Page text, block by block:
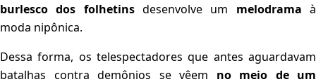
burlesco dos folhetinsdesenvolve um melodrama à
moda nipônica.
Dessa forma, os telespectadores que antes aguardavam
batalhas contra demônios se vêem no meio de um